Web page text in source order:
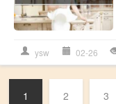
ysw 02-26
1 2 3